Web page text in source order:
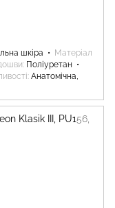
шкіра
Матеріал
Поліуретан
Анатомічна,